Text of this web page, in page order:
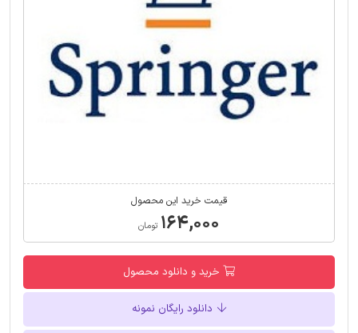
قیمت خرید این محصول
۱۶۴,۰۰۰ تومان
خرید و دانلود محصول
دانلود رایگان نمونه